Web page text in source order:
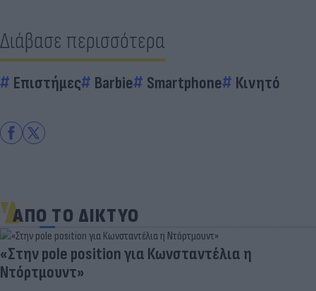
Διάβασε περισσότερα
Επιστήμες Barbie Smartphone Κινητό
ΑΠΟ ΤΟ ΔΙΚΤΥΟ
«Στην pole position για Κωνσταντέλια η
Ντόρτμουντ»